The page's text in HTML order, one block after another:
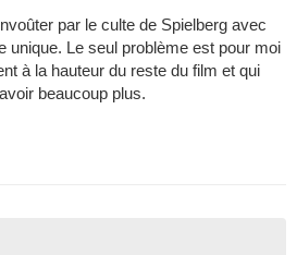
par le culte de Spielberg avec
unique. Le seul problème est pour moi
à la hauteur du reste du film et qui
beaucoup plus.